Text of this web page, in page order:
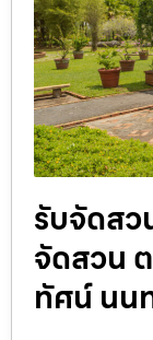
รับจัดสว
จัดสวน
ทัศน์ นน